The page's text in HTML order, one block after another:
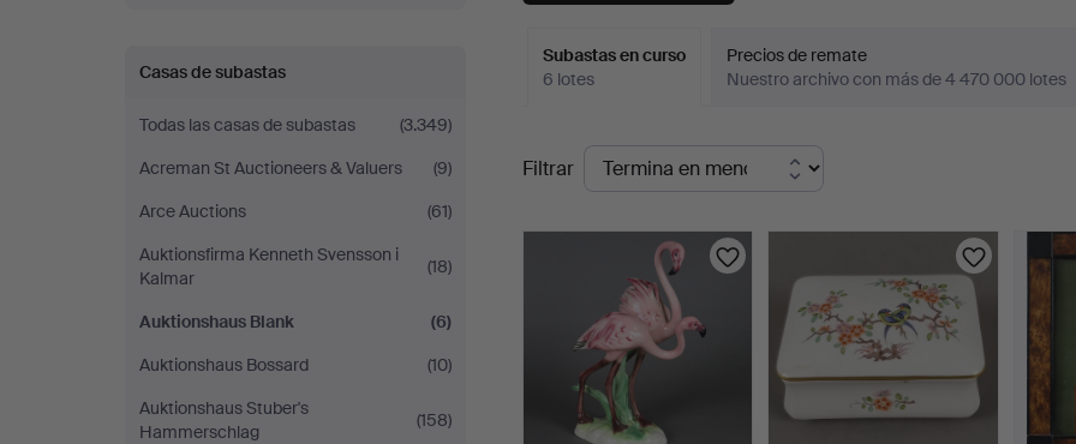
Auktionshaus
Blank
Casas de subastas
Todas las casas de subastas
(3.349)
Acreman St Auctioneers & Valuers
(9)
Arce Auctions
(61)
Auktionsfirma Kenneth Svensson i
Kalmar
(18)
Auktionshaus Blank
(6)
Auktionshaus Bossard
(10)
Auktionshaus Stuber's
Hammerschlag
(158)
Subastas en curso
6 lotes
Precios de remate
Nuestro archivo con más de 4 470 000 lotes
Subastas
en
curso
Filtrar